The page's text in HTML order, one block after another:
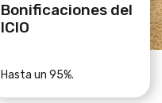
Bonificaciones del
ICIO
Hasta un 95%.